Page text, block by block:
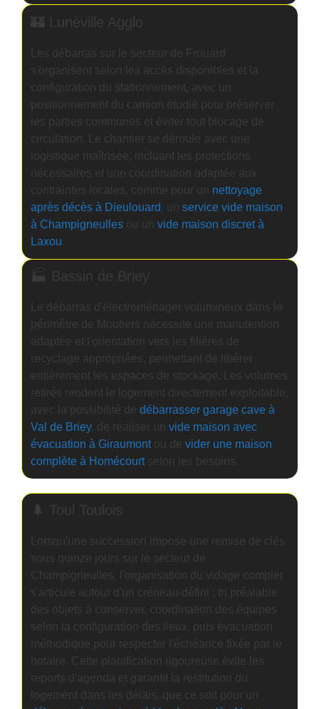
🏰 Lunéville Agglo
Les débarras sur le secteur de Frouard
s'organisent selon les accès disponibles et la
configuration du stationnement, avec un
positionnement du camion étudié pour préserver
les parties communes et éviter tout blocage de
circulation. Le chantier se déroule avec une
logistique maîtrisée, incluant les protections
nécessaires et une coordination adaptée aux
contraintes locales, comme pour un nettoyage
après décès à Dieulouard , un service vide maison
à Champigneullesou un vide maison discret à
Laxou
🏭 Bassin de Briey
Le débarras d'électroménager volumineux dans le
périmètre de Moutiers nécessite une manutention
adaptée et l'orientation vers les filières de
recyclage appropriées, permettant de libérer
entièrement les espaces de stockage. Les volumes
retirés rendent le logement directement exploitable,
avec la possibilité de débarrasser garage cave à
Val de Briey, de réaliser un vide maison avec
évacuation à Giraumontou de vider une maison
complète à Homécourtselon les besoins.
🌲 Toul Toulois
Lorsqu'une succession impose une remise de clés
sous quinze jours sur le secteur de
Champigneulles, l'organisation du vidage complet
s'articule autour d'un créneau défini : tri préalable
des objets à conserver, coordination des équipes
selon la configuration des lieux, puis évacuation
méthodique pour respecter l'échéance fixée par le
notaire. Cette planification rigoureuse évite les
reports d'agenda et garantit la restitution du
logement dans les délais, que ce soit pour un